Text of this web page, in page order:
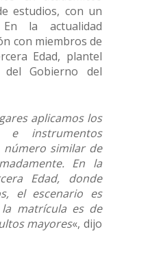
estudios, con un
la actualidad
con miembros de
Edad, plantel
del Gobierno del
aplicamos los
e instrumentos
similar de
En la
Edad, donde
el escenario es
matrícula es de
mayores«, dijo